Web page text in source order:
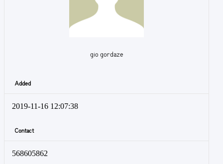
gio gordaze
Added
2019-11-16 12:07:38
Contact
568605862